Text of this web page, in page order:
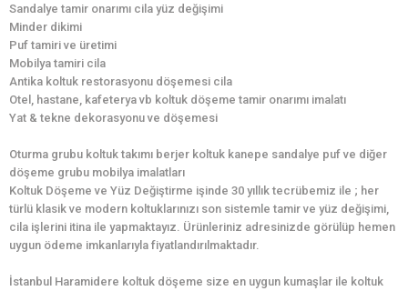
Sandalye tamir onarımı cila yüz değişimi
Minder dikimi
Puf tamiri ve üretimi
Mobilya tamiri cila
Antika koltuk restorasyonu döşemesi cila
Otel, hastane, kafeterya vb koltuk döşeme tamir onarımı imalatı
Yat & tekne dekorasyonu ve döşemesi
Oturma grubu koltuk takımı berjer koltuk kanepe sandalye puf ve diğer
döşeme grubu mobilya imalatları
Koltuk Döşeme ve Yüz Değiştirme işinde 30 yıllık tecrübemiz ile ; her
türlü klasik ve modern koltuklarınızı son sistemle tamir ve yüz değişimi,
cila işlerini itina ile yapmaktayız. Ürünleriniz adresinizde görülüp hemen
uygun ödeme imkanlarıyla fiyatlandırılmaktadır.
İstanbul Haramidere koltuk döşeme size en uygun kumaşlar ile koltuk